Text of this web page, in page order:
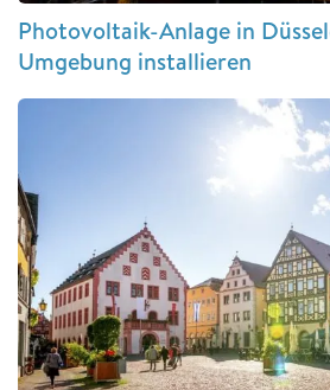
Photovoltaik-Anlage in
Umgebung installieren